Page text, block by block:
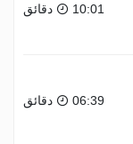
10:01 دقائق
06:39 دقائق